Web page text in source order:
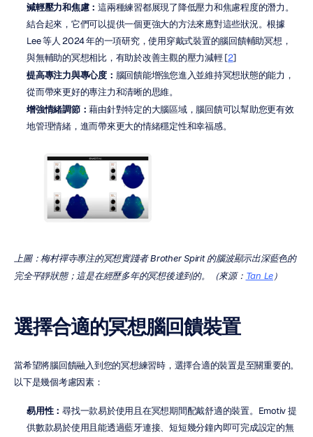
減輕壓力和焦慮： 這兩種練習都展現了降低壓力和焦慮程度的潛力。
結合起來，它們可以提供一個更強大的方法來應對這些狀況。根據
Lee 等人 2024 年的一項研究，使用穿戴式裝置的腦回饋輔助冥想，
與無輔助的冥想相比，有助於改善主觀的壓力減輕 [2]
提高專注力與專心度： 腦回饋能增強您進入並維持冥想狀態的能力，
從而帶來更好的專注力和清晰的思維。
增強情緒調節：藉由針對特定的大腦區域，腦回饋可以幫助您更有效
地管理情緒，進而帶來更大的情緒穩定性和幸福感。
上圖：梅村禪寺專注的冥想實踐者 Brother Spirit 的腦波顯示出深藍色的
完全平靜狀態；這是在經歷多年的冥想後達到的。（來源： Tan Le）
選擇合適的冥想腦回饋裝置
當希望將腦回饋融入到您的冥想練習時，選擇合適的裝置是至關重要的。
以下是幾個考慮因素：
易用性： 尋找一款易於使用且在冥想期間配戴舒適的裝置。Emotiv 提
供數款易於使用且能透過藍牙連接、短短幾分鐘內即可完成設定的無